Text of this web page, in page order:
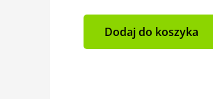
Dodaj do koszyka